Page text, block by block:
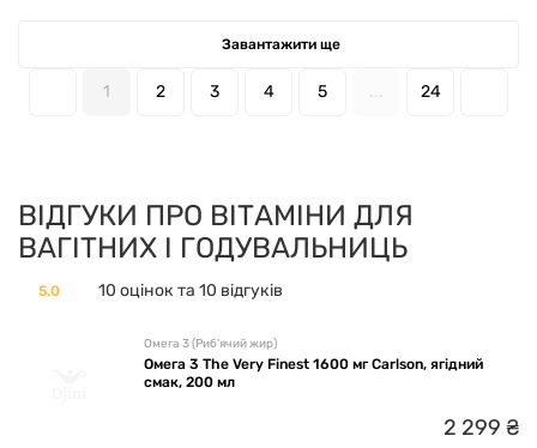
1 2 3 4 5 ... 24
Завантажити ще
ВІДГУКИ ПРО ВІТАМІНИ ДЛЯ
ВАГІТНИХ І ГОДУВАЛЬНИЦЬ
5.0 10 оцінок та 10 відгуків
Омега 3 (Риб'ячий жир)
Омега 3 The Very Finest 1600 мг Carlson, ягідний
смак, 200 мл
2 299 ₴